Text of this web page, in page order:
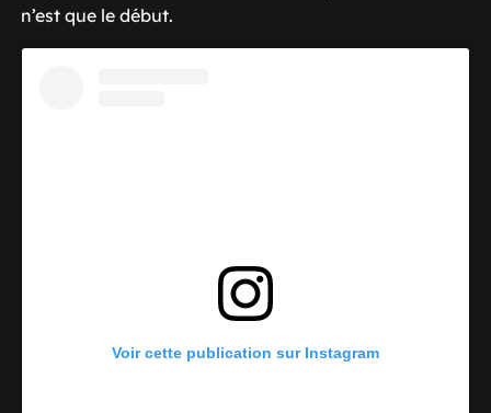
n’est que le début.
Voir cette publication sur Instagram